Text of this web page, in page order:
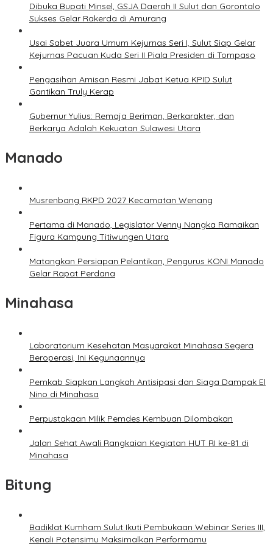
Dibuka Bupati Minsel, GSJA Daerah II Sulut dan Gorontalo
Sukses Gelar Rakerda di Amurang
Usai Sabet Juara Umum Kejurnas Seri I, Sulut Siap Gelar
Kejurnas Pacuan Kuda Seri II Piala Presiden di Tompaso
Pengasihan Amisan Resmi Jabat Ketua KPID Sulut
Gantikan Truly Kerap
Gubernur Yulius: Remaja Beriman, Berkarakter, dan
Berkarya Adalah Kekuatan Sulawesi Utara
Manado
Musrenbang RKPD 2027 Kecamatan Wenang
Pertama di Manado, Legislator Venny Nangka Ramaikan
Figura Kampung Titiwungen Utara
Matangkan Persiapan Pelantikan, Pengurus KONI Manado
Gelar Rapat Perdana
Minahasa
Laboratorium Kesehatan Masyarakat Minahasa Segera
Beroperasi, Ini Kegunaannya
Pemkab Siapkan Langkah Antisipasi dan Siaga Dampak El
Nino di Minahasa
Perpustakaan Milik Pemdes Kembuan Dilombakan
Jalan Sehat Awali Rangkaian Kegiatan HUT RI ke-81 di
Minahasa
Bitung
Badiklat Kumham Sulut Ikuti Pembukaan Webinar Series III,
Kenali Potensimu Maksimalkan Performamu